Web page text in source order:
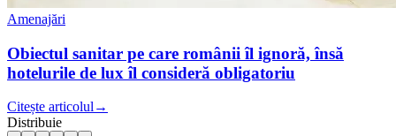
Amenajări
Obiectul sanitar pe care românii îl ignoră, însă
hotelurile de lux îl consideră obligatoriu
Citește articolul →
Distribuie